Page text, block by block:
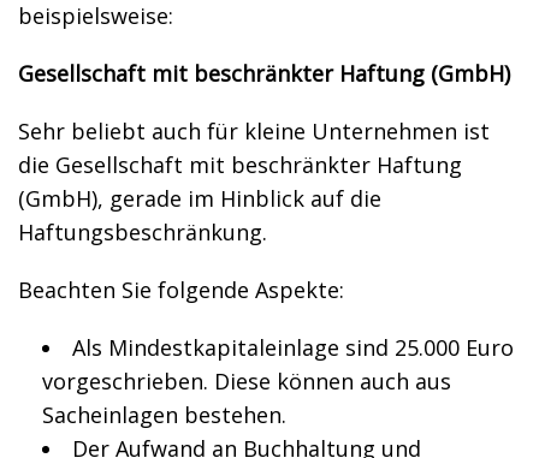
beispielsweise:
Gesellschaft mit beschränkter Haftung (GmbH)
Sehr beliebt auch für kleine Unternehmen ist
die Gesellschaft mit beschränkter Haftung
(GmbH), gerade im Hinblick auf die
Haftungsbeschränkung.
Beachten Sie folgende Aspekte:
Als Mindestkapitaleinlage sind 25.000 Euro
vorgeschrieben. Diese können auch aus
Sacheinlagen bestehen.
Der Aufwand an Buchhaltung und